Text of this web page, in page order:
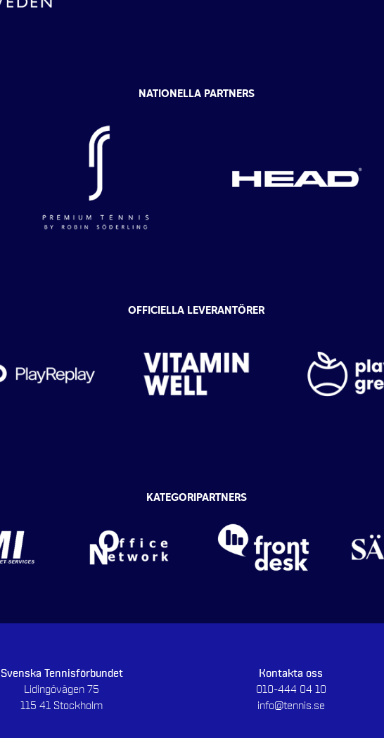
NATIONELLA PARTNERS
OFFICIELLA LEVERANTÖRER
KATEGORIPARTNERS
Svenska Tennisförbundet
Lidingövägen 75
115 41 Stockholm
Kontakta oss
010-444 04 10
info@tennis.se